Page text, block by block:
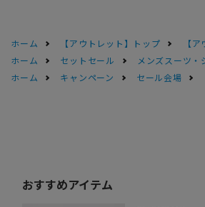
ホーム 【アウトレット】トップ 【
ホーム
セットセール
メンズスーツ
ホーム
キャンペーン セール会場